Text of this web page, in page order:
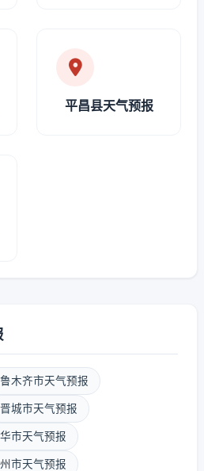
平昌县天气预报
木齐市天气预报
晋城市天气预报
市天气预报
市天气预报